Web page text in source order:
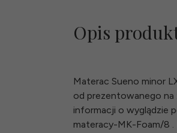
Opis
Materac Sueno minor
od prezentowanego na
informacji o wyglądzie
materacy-MK-Foam/8 .